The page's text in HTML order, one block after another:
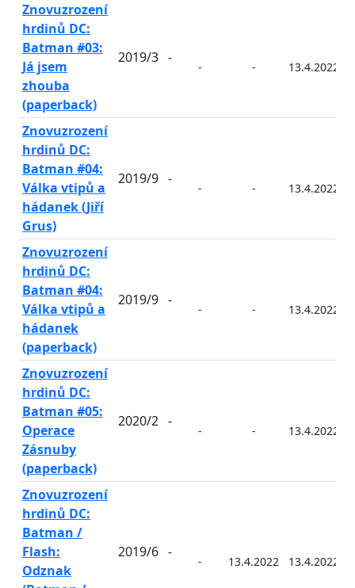
Znovuzrození
hrdinů DC:
Batman #03:
Já jsem
zhouba
(paperback)
2019/3 -
- - 13.4.2022
Znovuzrození
hrdinů DC:
Batman #04:
Válka vtipů a
hádanek (Jiří
Grus)
2019/9 -
- - 13.4.2022
Znovuzrození
hrdinů DC:
Batman #04:
Válka vtipů a
hádanek
(paperback)
2019/9 -
- - 13.4.2022
Znovuzrození
hrdinů DC:
Batman #05:
Operace
Zásnuby
(paperback)
2020/2 -
- - 13.4.2022
Znovuzrození
hrdinů DC:
Batman /
Flash:
Odznak
2019/6 -
- 13.4.2022 13.4.2022